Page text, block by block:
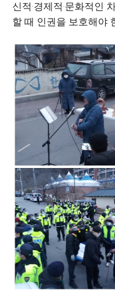
신적·경제적·문화적인
할 때 인권을 보호해야